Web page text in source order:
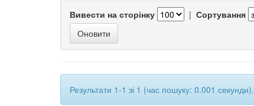
Вивести на сторінку | Сортування
Результати 1-1 зі 1 (час пошуку: 0.001 секунди).